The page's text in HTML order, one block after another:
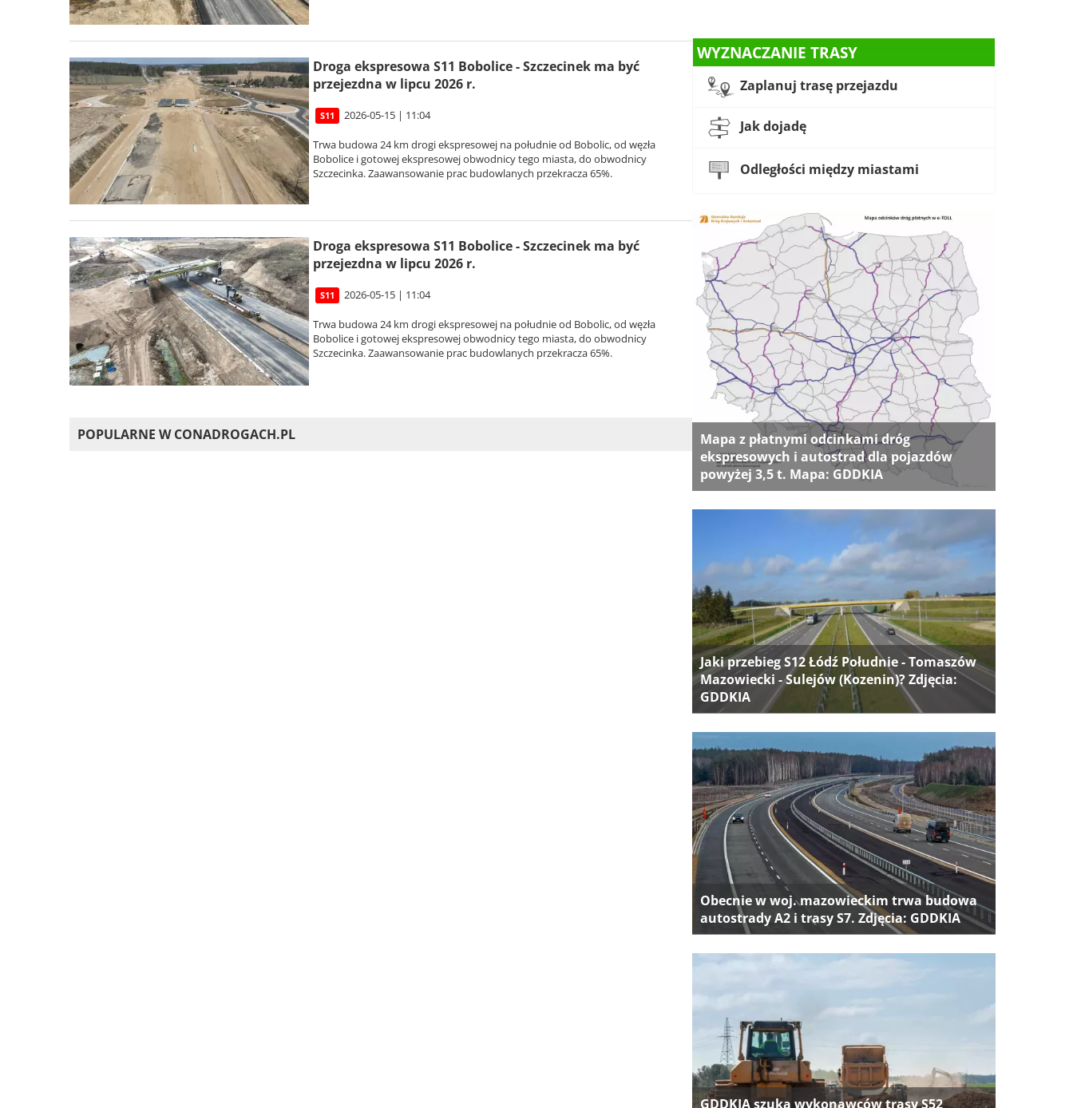
Droga ekspresowa S11 Bobolice - Szczecinek ma być
przejezdna w lipcu 2026 r.
S11 2026-05-15 | 11:04
Trwa budowa 24 km drogi ekspresowej na południe od Bobolic, od węzła
Bobolice i gotowej ekspresowej obwodnicy tego miasta, do obwodnicy
Szczecinka. Zaawansowanie prac budowlanych przekracza 65%.
Droga ekspresowa S11 Bobolice - Szczecinek ma być
przejezdna w lipcu 2026 r.
S11 2026-05-15 | 11:04
Trwa budowa 24 km drogi ekspresowej na południe od Bobolic, od węzła
Bobolice i gotowej ekspresowej obwodnicy tego miasta, do obwodnicy
Szczecinka. Zaawansowanie prac budowlanych przekracza 65%.
POPULARNE W CONADROGACH.PL
WYZNACZANIE TRASY
Zaplanuj trasę przejazdu
Jak dojadę
Odległości między miastami
Mapa z płatnymi odcinkami dróg
ekspresowych i autostrad dla pojazdów
powyżej 3,5 t. Mapa: GDDKIA
Jaki przebieg S12 Łódź Południe - Tomaszów
Mazowiecki - Sulejów (Kozenin)? Zdjęcia:
GDDKIA
Obecnie w woj. mazowieckim trwa budowa
autostrady A2 i trasy S7. Zdjęcia: GDDKIA
GDDKIA szuka wykonawców trasy S52